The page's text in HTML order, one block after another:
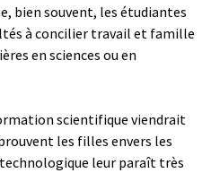
bien souvent, les étudiantes
à concilier travail et famille
en sciences ou en
scientifique viendrait
les filles envers les
leur paraît très